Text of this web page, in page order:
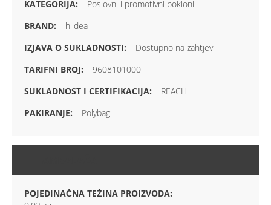
Poslovni i promotivni pokloni
hiidea
Dostupno na zahtjev
9608101000
REACH
Polybag
POJEDINAČNA TEŽINA PROIZVODA: